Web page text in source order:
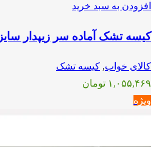
افزودن به سبد خرید
کیسه تشک آماده سر زیپدار سایز 200*90
کالای خواب, کیسه تشک
۱,۰۵۵,۴۶۹ تومان
ویژه